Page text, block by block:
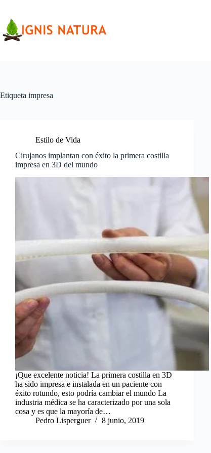
contenido
Etiqueta impresa
Estilo de Vida
Cirujanos implantan con éxito la primera costilla
impresa en 3D del mundo
¡Que excelente noticia! La primera costilla en 3D
ha sido impresa e instalada en un paciente con
éxito rotundo, esto podría cambiar el mundo La
industria médica se ha caracterizado por una sola
cosa y es que la mayoría de…
Pedro Lisperguer
8 junio, 2019